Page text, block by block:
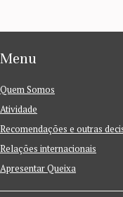
Menu
Quem Somos
Atividade
Recomendações e outras
Relações internacionais
Apresentar Queixa